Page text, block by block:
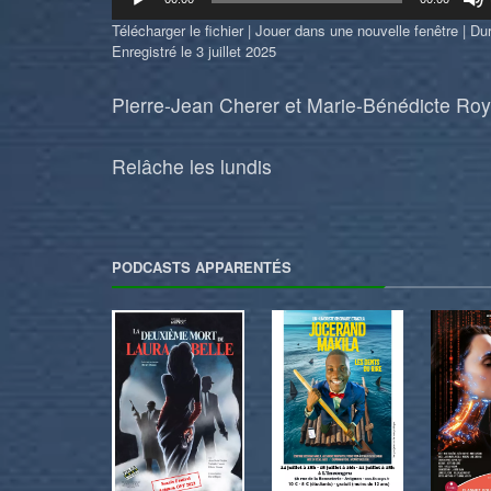
audio
Télécharger le fichier| Jouer dans une nouvelle fenêtre |
Enregistré le 3 juillet 2025
Pierre-Jean Cherer et Marie-Bénédicte Roy
Relâche les lundis
PODCASTS APPARENTÉS